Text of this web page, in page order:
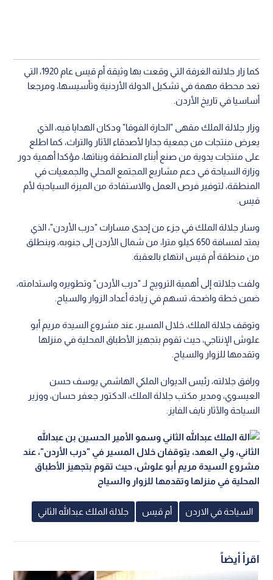
كما زار جلالته الغرفة التي وقعت بها وثيقة أم قيس عام 1920، التي
تعد محطة مهمة في تشكيل الدولة الأردنية وتأسيسها، ومرجعا
أساسيا في تاريخ الأردن.
وزار جلالة الملك مقهى "الحارة الفوقا" ودكان الهدايا فيه، الذي
يعرض منتجات من جمعية جدارا لأصدقاء الآثار والتراث، كما اطلع
على منتجات يدوية من صنع أبناء المنطقة وبناتها، مؤكدا أهمية دور
وزارة السياحة في دعم مشاريع المجتمع المحلي والجمعيات في
المنطقة، لتوفير فرص العمل والاستفادة من الميزة السياحية لأم
قيس.
وسار جلالة الملك في جزء من إحدى مسارات "درب الأردن"، الذي
يمتد لمسافة 650 كيلو مترا، من شمال الأردن إلى جنوبه، وينطلق
من منطقة أم قيس انتهاء بالعقبة.
ولفت جلالته إلى أهمية الترويج لـ "درب الأردن" وتطويره واستدامته،
ضمن خطة واضحة، تسهم في زيادة أعداد الزوار والسياح.
وتوقف جلالة الملك، خلال المسير، عند مشروع السيدة مريم أبو
علوش الإنتاجي، حيث تقوم بتجهيز الأطباق المحلية في منزلها
وتقدمها للزوار والسياح.
ورافق جلالته، رئيس الديوان الملكي الهاشمي يوسف حسن
العيسوي، ومدير مكتب جلالة الملك، الدكتور جعفر حسان، ووزير
السياحة والآثار نايف الفايز.
السياحة في الاردن أم قيس جلالة الملك عبدالله الثاني
اقرأ أيضاً